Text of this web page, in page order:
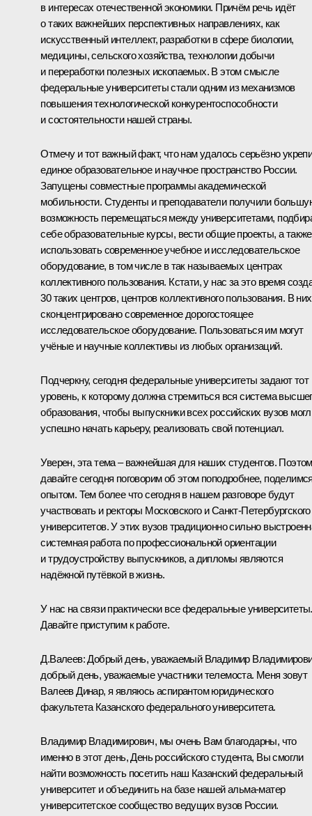
в интересах отечественной экономики. Причём речь идёт
о таких важнейших перспективных направлениях, как
искусственный интеллект, разработки в сфере биологии,
медицины, сельского хозяйства, технологии добычи
и переработки полезных ископаемых. В этом смысле
федеральные университеты стали одним из механизмов
повышения технологической конкурентоспособности
и состоятельности нашей страны.
Отмечу и тот важный факт, что нам удалось серьёзно
единое образовательное и научное пространство России.
Запущены совместные программы академической
мобильности. Студенты и преподаватели получили бо
возможность перемещаться между университетами,
себе образовательные курсы, вести общие проекты, а также
использовать современное учебное и исследовательское
оборудование, в том числе в так называемых центрах
коллективного пользования. Кстати, у нас за это время
30 таких центров, центров коллективного пользования. В них
сконцентрировано современное дорогостоящее
исследовательское оборудование. Пользоваться им могут
учёные и научные коллективы из любых организаций.
Подчеркну, сегодня федеральные университеты задают тот
уровень, к которому должна стремиться вся система
образования, чтобы выпускники всех российских вузов
успешно начать карьеру, реализовать свой потенциал.
Уверен, эта тема – важнейшая для наших студентов.
давайте сегодня поговорим об этом поподробнее,
опытом. Тем более что сегодня в нашем разговоре будут
участвовать и ректоры Московского и Санкт-Петербургского
университетов. У этих вузов традиционно сильно
системная работа по профессиональной ориентации
и трудоустройству выпускников, а дипломы являются
надёжной путёвкой в жизнь.
У нас на связи практически все федеральные университеты.
Давайте приступим к работе.
Д.Валеев:Добрый день, уважаемый Владимир
добрый день, уважаемые участники телемоста. Меня зовут
Валеев Динар, я являюсь аспирантом юридического
факультета Казанского федерального университета.
Владимир Владимирович, мы очень Вам благодарны, что
именно в этот день, День российского студента, Вы смогли
найти возможность посетить наш Казанский федеральный
университет и объединить на базе нашей альма-матер
университетское сообщество ведущих вузов России.